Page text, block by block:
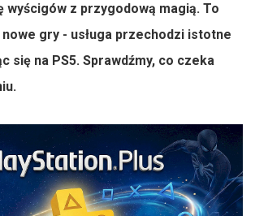
wyścigów z przygodową magią. To
gry - usługa przechodzi istotne
się na PS5. Sprawdźmy, co czeka